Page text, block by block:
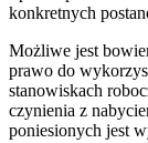
konkretnych
Możliwe jest
prawo do
stanowiskach
czynienia z
poniesionych jest